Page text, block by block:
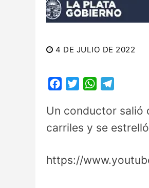
4 DE JULIO DE 2022
FacebookTwitterWhatsApp
Un conductor salió
carriles y se
https://